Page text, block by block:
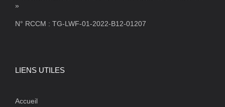
»
N° RCCM : TG-LWF-01-2022-B12-01207
LIENS UTILES
Accueil